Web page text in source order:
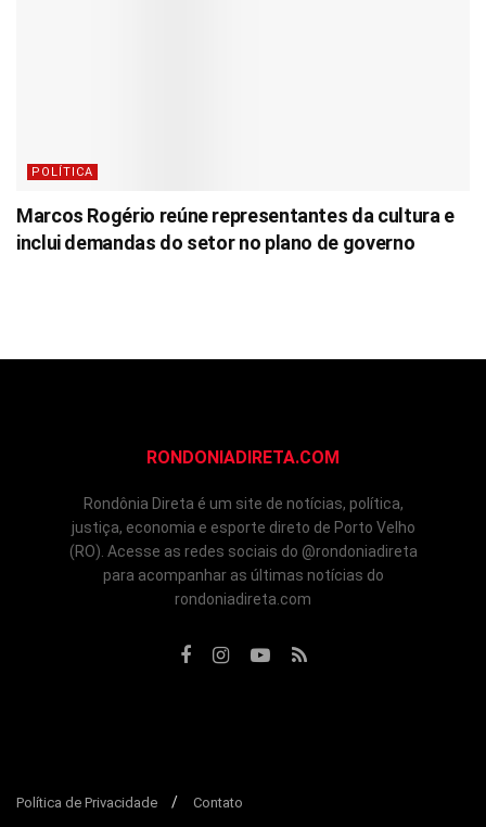
POLÍTICA
Marcos Rogério reúne representantes da cultura e
inclui demandas do setor no plano de governo
RONDONIADIRETA.COM
Rondônia Direta é um site de notícias, política,
justiça, economia e esporte direto de Porto Velho
(RO). Acesse as redes sociais do @rondoniadireta
para acompanhar as últimas notícias do
rondoniadireta.com
Política de Privacidade Contato